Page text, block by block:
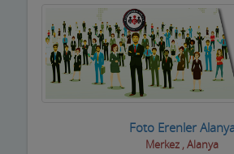
Foto Erenler
Merkez , Alanya